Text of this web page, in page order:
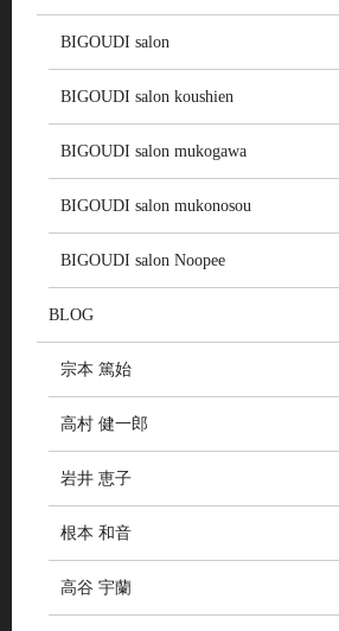
BIGOUDI salon
BIGOUDI salon koushien
BIGOUDI salon mukogawa
BIGOUDI salon mukonosou
BIGOUDI salon Noopee
BLOG
宗本 篤始
高村 健一郎
岩井 恵子
根本 和音
高谷 宇蘭